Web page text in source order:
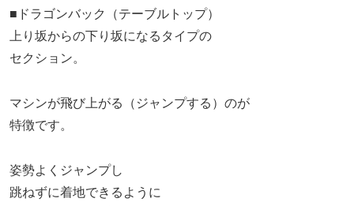
■ドラゴンバック（テーブルトップ）
上り坂からの下り坂になるタイプの
セクション。
マシンが飛び上がる（ジャンプする）のが
特徴です。
姿勢よくジャンプし
跳ねずに着地できるように